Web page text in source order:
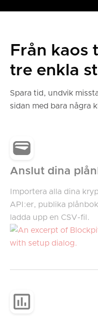
Från kaos
tre enkla
Spara tid, undvik
sidan med bara några
Anslut dina
Importera alla dina
API:er, publika
ladda upp en CSV-fil.